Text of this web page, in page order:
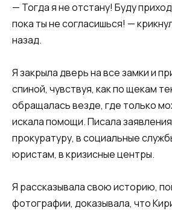
​​— Тогда я не отстану! Буду
пока ты не согласишься! —
назад.​​
​​Я закрыла дверь на все замки и
спиной, чувствуя, как по щекам
обращалась везде, где только
искала помощи. Писала
прокуратуру, в социальные
юристам, в кризисные центры.
Я рассказывала свою историю,
фотографии, доказывала, что